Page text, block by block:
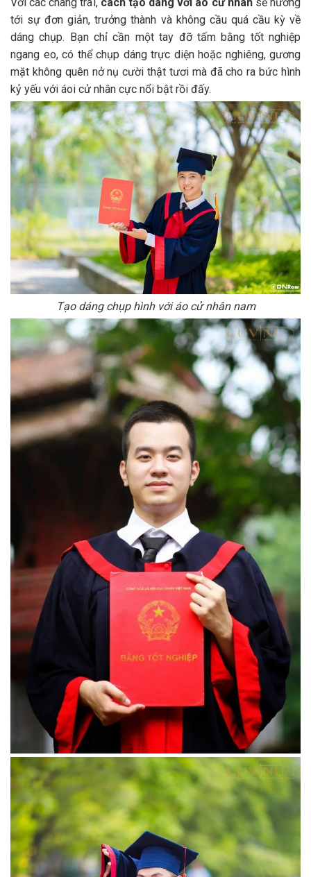
tới sự đơn giản, trưởng thành và không cầu quá cầu kỳ về
dáng chụp. Bạn chỉ cần một tay đỡ tấm bằng tốt nghiệp
ngang eo, có thể chụp dáng trực diện hoặc nghiêng, gương
mặt không quên nở nụ cười thật tươi mà đã cho ra bức hình
kỷ yếu với áoi cử nhân cực nổi bật rồi đấy.
Tạo dáng chụp hình với áo cử nhân nam